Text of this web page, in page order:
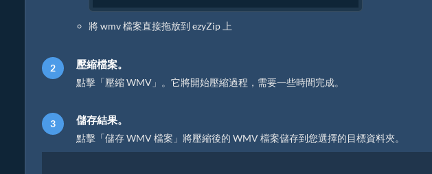
將 wmv 檔案直接拖放到 ezyZip 上
壓縮檔案。
點擊「壓縮 WMV」。它將開始壓縮過程，需要一些時間完成。
儲存結果。
點擊「儲存 WMV 檔案」將壓縮後的 WMV 檔案儲存到您選擇的目標資料夾。